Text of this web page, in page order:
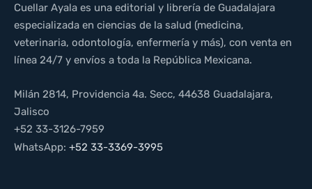
Cuellar Ayala es una editorial y librería de Guadalajara
especializada en ciencias de la salud (medicina,
veterinaria, odontología, enfermería y más), con venta en
línea 24/7 y envíos a toda la República Mexicana.
Milán 2814, Providencia 4a. Secc, 44638 Guadalajara,
Jalisco
+52 33-3126-7959
WhatsApp: +52 33-3369-3995